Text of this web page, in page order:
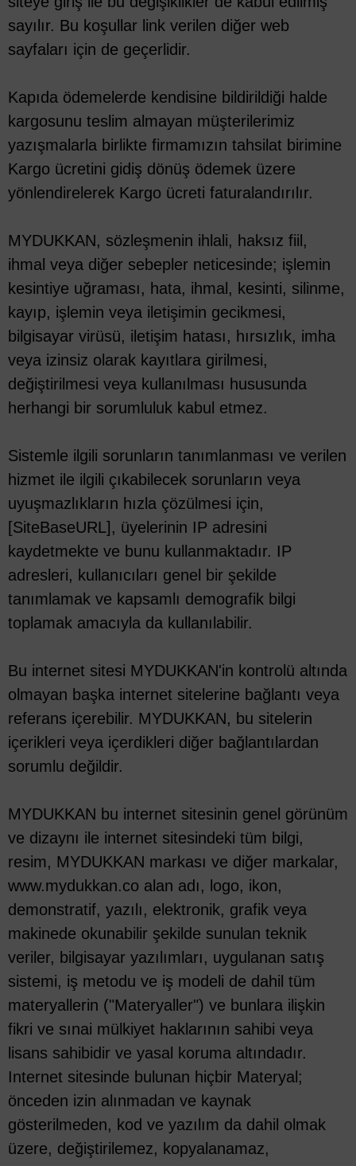
sayılır. Bu koşullar link verilen diğer web
sayfaları için de geçerlidir.
Kapıda ödemelerde kendisine bildirildiği halde
kargosunu teslim almayan müşterilerimiz
yazışmalarla birlikte firmamızın tahsilat birimine
Kargo ücretini gidiş dönüş ödemek üzere
yönlendirelerek Kargo ücreti faturalandırılır.
MYDUKKAN, sözleşmenin ihlali, haksız fiil,
ihmal veya diğer sebepler neticesinde; işlemin
kesintiye uğraması, hata, ihmal, kesinti, silinme,
kayıp, işlemin veya iletişimin gecikmesi,
bilgisayar virüsü, iletişim hatası, hırsızlık, imha
veya izinsiz olarak kayıtlara girilmesi,
değiştirilmesi veya kullanılması hususunda
herhangi bir sorumluluk kabul etmez.
Sistemle ilgili sorunların tanımlanması ve verilen
hizmet ile ilgili çıkabilecek sorunların veya
uyuşmazlıkların hızla çözülmesi için,
[SiteBaseURL], üyelerinin IP adresini
kaydetmekte ve bunu kullanmaktadır. IP
adresleri, kullanıcıları genel bir şekilde
tanımlamak ve kapsamlı demografik bilgi
toplamak amacıyla da kullanılabilir.
Bu internet sitesi MYDUKKAN'in kontrolü altında
olmayan başka internet sitelerine bağlantı veya
referans içerebilir. MYDUKKAN, bu sitelerin
içerikleri veya içerdikleri diğer bağlantılardan
sorumlu değildir.
MYDUKKAN bu internet sitesinin genel görünüm
ve dizaynı ile internet sitesindeki tüm bilgi,
resim, MYDUKKAN markası ve diğer markalar,
www.mydukkan.co alan adı, logo, ikon,
demonstratif, yazılı, elektronik, grafik veya
makinede okunabilir şekilde sunulan teknik
veriler, bilgisayar yazılımları, uygulanan satış
sistemi, iş metodu ve iş modeli de dahil tüm
materyallerin ("Materyaller") ve bunlara ilişkin
fikri ve sınai mülkiyet haklarının sahibi veya
lisans sahibidir ve yasal koruma altındadır.
Internet sitesinde bulunan hiçbir Materyal;
önceden izin alınmadan ve kaynak
gösterilmeden, kod ve yazılım da dahil olmak
üzere, değiştirilemez, kopyalanamaz,